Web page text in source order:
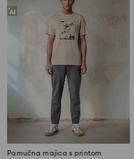
Pamučna majica s printom